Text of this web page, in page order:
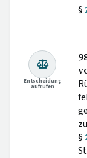
§
Entscheidung
aufrufen
§